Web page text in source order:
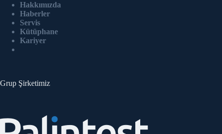
Hakkımızda
Haberler
Servis
Kütüphane
Kariyer
Grup Şirketimiz